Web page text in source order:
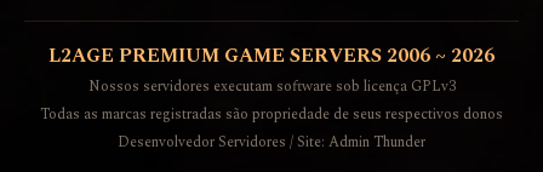
L2AGE PREMIUM GAME SERVERS 2006 ~ 2026
Nossos servidores executam software sob licença GPLv3
Todas as marcas registradas são propriedade de seus respectivos donos
Desenvolvedor Servidores / Site: Admin Thunder